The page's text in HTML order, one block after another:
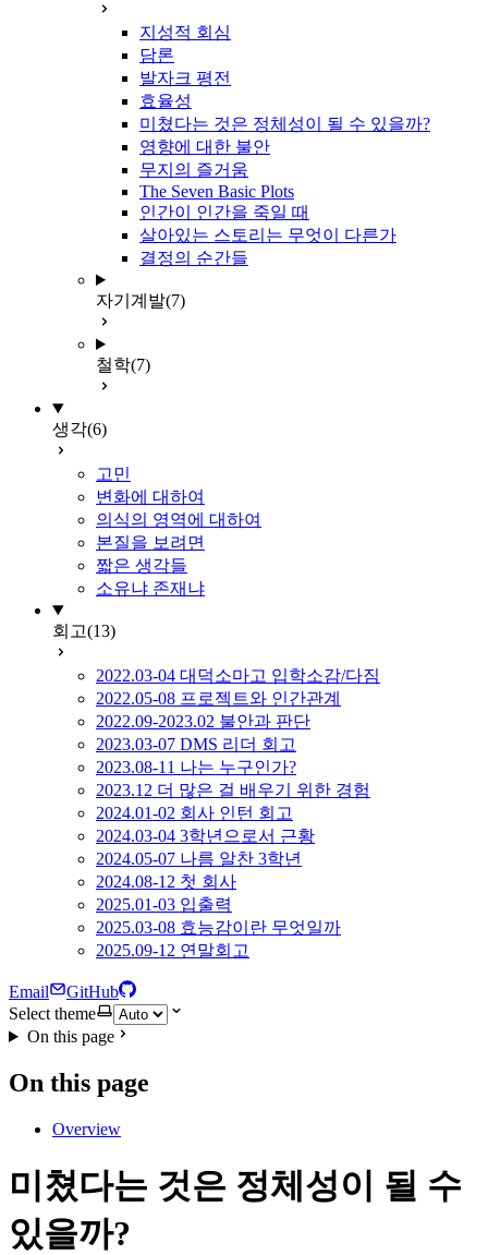
지성적 회심
담론
발자크 평전
효율성
미쳤다는 것은 정체성이 될 수 있을까?
영향에 대한 불안
무지의 즐거움
The Seven Basic Plots
인간이 인간을 죽일 때
살아있는 스토리는 무엇이 다른가
결정의 순간들
자기계발(7)
철학(7)
생각(6)
고민
변화에 대하여
의식의 영역에 대하여
본질을 보려면
짧은 생각들
소유냐 존재냐
회고(13)
2022.03-04 대덕소마고 입학소감/다짐
2022.05-08 프로젝트와 인간관계
2022.09-2023.02 불안과 판단
2023.03-07 DMS 리더 회고
2023.08-11 나는 누구인가?
2023.12 더 많은 걸 배우기 위한 경험
2024.01-02 회사 인턴 회고
2024.03-04 3학년으로서 근황
2024.05-07 나름 알찬 3학년
2024.08-12 첫 회사
2025.01-03 입출력
2025.03-08 효능감이란 무엇일까
2025.09-12 연말회고
Email
GitHub
Select theme
On this page
On this page
Overview
미쳤다는 것은 정체성이 될 수
있을까?